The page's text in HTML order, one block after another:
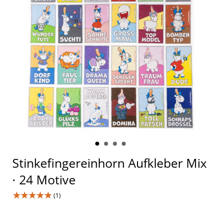
Stinkefingereinhorn Aufkleber Mix
· 24 Motive
★★★★★ (1)